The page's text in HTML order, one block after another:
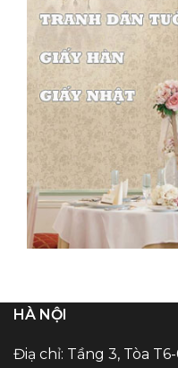
HÀ NỘI
Điạ chỉ: Tầng 3, Tòa